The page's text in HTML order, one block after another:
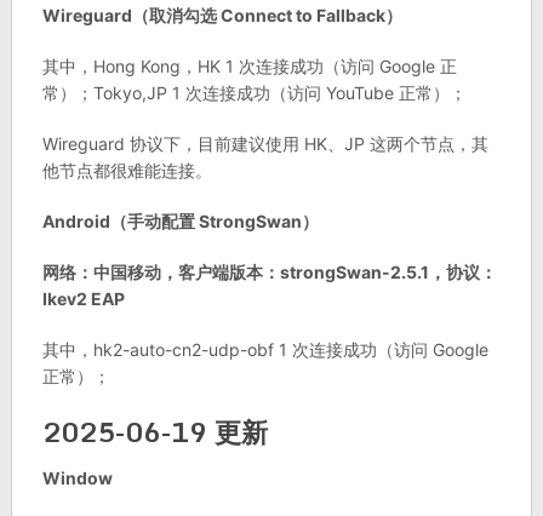
Wireguard（取消勾选 Connect to Fallback）
其中，Hong Kong，HK 1 次连接成功（访问 Google 正
常）；Tokyo,JP 1 次连接成功（访问 YouTube 正常）；
Wireguard 协议下，目前建议使用 HK、JP 这两个节点，其
他节点都很难能连接。
Android（手动配置 StrongSwan）
网络：中国移动，客户端版本：strongSwan-2.5.1，协议：
Ikev2 EAP
其中，hk2-auto-cn2-udp-obf 1 次连接成功（访问 Google
正常）；
2025-06-19 更新
Window